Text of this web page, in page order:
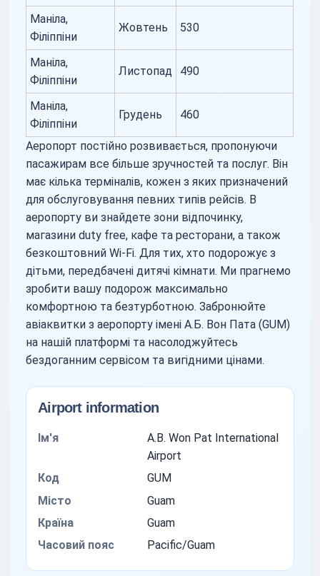
Маніла,
Філіппіни
Жовтень 530
Маніла,
Філіппіни
Листопад 490
Маніла,
Філіппіни
Грудень 460
Аеропорт постійно розвивається, пропонуючи
пасажирам все більше зручностей та послуг. Він
має кілька терміналів, кожен з яких призначений
для обслуговування певних типів рейсів. В
аеропорту ви знайдете зони відпочинку,
магазини duty free, кафе та ресторани, а також
безкоштовний Wi-Fi. Для тих, хто подорожує з
дітьми, передбачені дитячі кімнати. Ми прагнемо
зробити вашу подорож максимально
комфортною та безтурботною. Забронюйте
авіаквитки з аеропорту імені А.Б. Вон Пата (GUM)
на нашій платформі та насолоджуйтесь
бездоганним сервісом та вигідними цінами.
Airport information
Ім'я
A.B. Won Pat International
Airport
Код
GUM
Місто
Guam
Країна
Guam
Часовий пояс
Pacific/Guam